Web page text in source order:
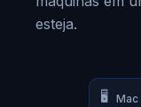
esteja.
🖥️ Mac